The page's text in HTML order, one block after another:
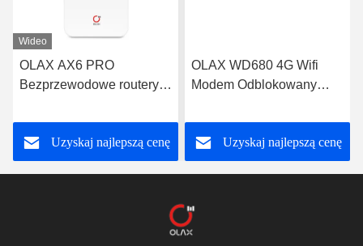
Wideo
OLAX AX6 PRO
Bezprzewodowe routery
routerów VPN 4G Wifi
B2/3/4/5/7/8/13/28ab
Uzyskaj najlepszą cenę
OLAX WD680 4G Wifi
Modem Odblokowany
Lte Cat4 150m
Uzyskaj najlepszą cenę